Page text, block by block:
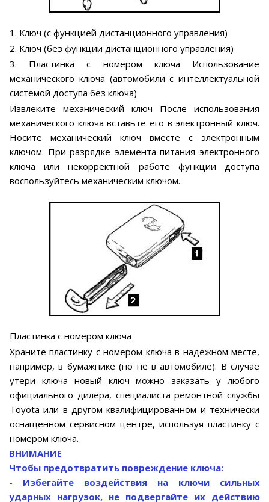
1. Ключ (с функцией дистанционного управления)
2. Ключ (без функции дистанционного управления)
3. Пластинка с номером ключа Использование
механического ключа (автомобили с интеллектуальной
системой доступа без ключа)
Извлеките механический ключ После использования
механического ключа вставьте его в электронный ключ.
Носите механический ключ вместе с электронным
ключом. При разрядке элемента питания электронного
ключа или некорректной работе функции доступа
воспользуйтесь механическим ключом.
Пластинка с номером ключа
Храните пластинку с номером ключа в надежном месте,
например, в бумажнике (но не в автомобиле). В случае
утери ключа новый ключ можно заказать у любого
официального дилера, специалиста ремонтной службы
Toyota или в другом квалифицированном и технически
оснащенном сервисном центре, используя пластинку с
номером ключа.
ВНИМАНИЕ
Чтобы предотвратить повреждение ключа:
- Избегайте воздействия на ключи сильных
ударных нагрузок, не подвергайте их действию